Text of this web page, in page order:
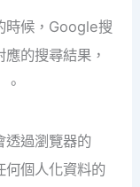
時候，Google搜
的搜尋結果，
透過瀏覽器的
何個人化資料的